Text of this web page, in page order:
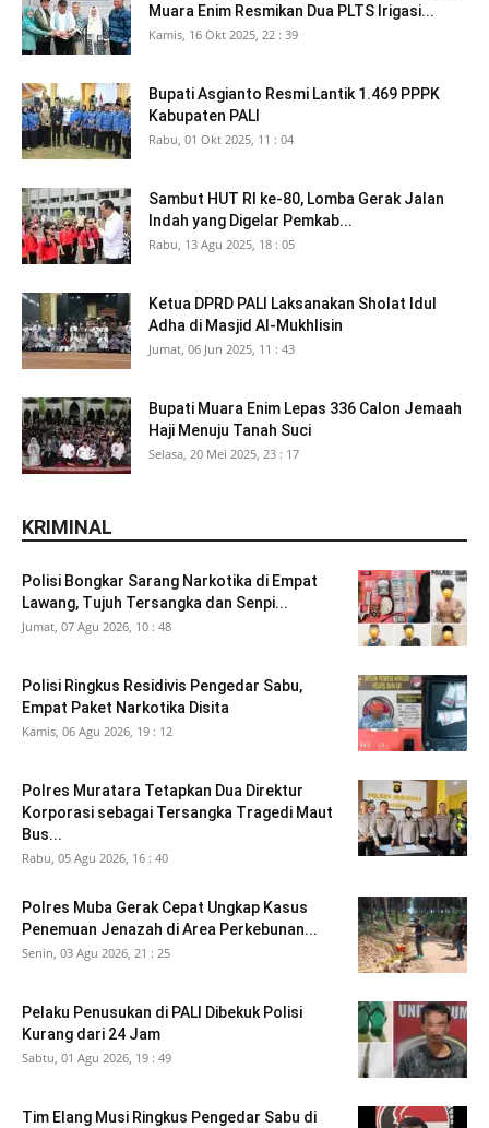
Muara Enim Resmikan Dua PLTS Irigasi...
Kamis, 16 Okt 2025, 22 : 39
Bupati Asgianto Resmi Lantik 1.469 PPPK
Kabupaten PALI
Rabu, 01 Okt 2025, 11 : 04
Sambut HUT RI ke-80, Lomba Gerak Jalan
Indah yang Digelar Pemkab...
Rabu, 13 Agu 2025, 18 : 05
Ketua DPRD PALI Laksanakan Sholat Idul
Adha di Masjid Al-Mukhlisin
Jumat, 06 Jun 2025, 11 : 43
Bupati Muara Enim Lepas 336 Calon Jemaah
Haji Menuju Tanah Suci
Selasa, 20 Mei 2025, 23 : 17
KRIMINAL
Polisi Bongkar Sarang Narkotika di Empat
Lawang, Tujuh Tersangka dan Senpi...
Jumat, 07 Agu 2026, 10 : 48
Polisi Ringkus Residivis Pengedar Sabu,
Empat Paket Narkotika Disita
Kamis, 06 Agu 2026, 19 : 12
Polres Muratara Tetapkan Dua Direktur
Korporasi sebagai Tersangka Tragedi Maut
Bus...
Rabu, 05 Agu 2026, 16 : 40
Polres Muba Gerak Cepat Ungkap Kasus
Penemuan Jenazah di Area Perkebunan...
Senin, 03 Agu 2026, 21 : 25
Pelaku Penusukan di PALI Dibekuk Polisi
Kurang dari 24 Jam
Sabtu, 01 Agu 2026, 19 : 49
Tim Elang Musi Ringkus Pengedar Sabu di